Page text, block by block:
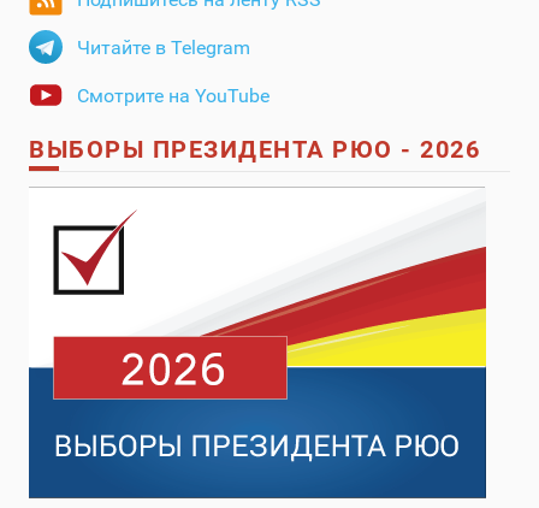
Читайте в Telegram
Смотрите на YouTube
ВЫБОРЫ ПРЕЗИДЕНТА РЮО - 2026